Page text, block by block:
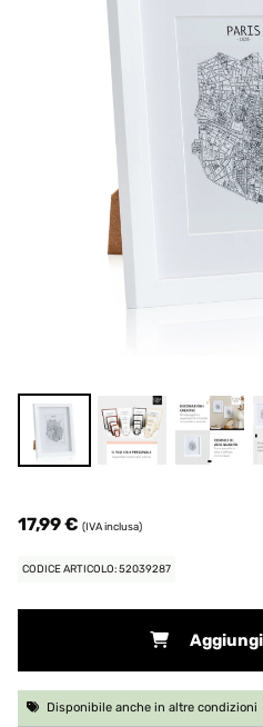
17,99 € (IVA inclusa)
CODICE ARTICOLO: 52039287
Disponibile anche in altre condizioni